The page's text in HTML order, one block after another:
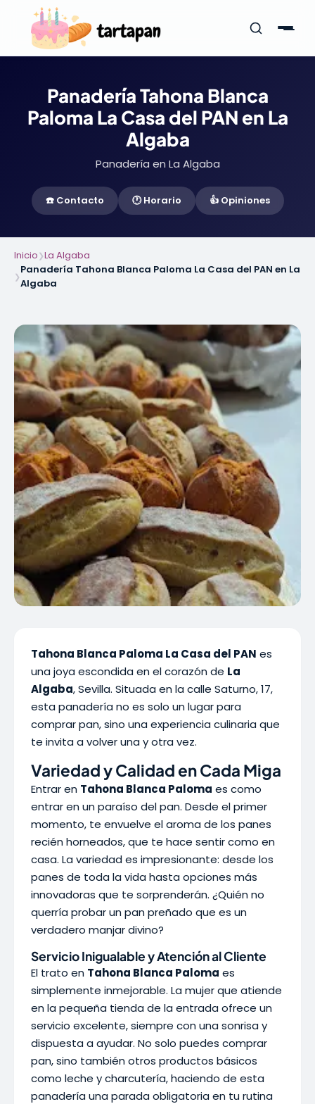
Panadería Tahona Blanca
Paloma La Casa del PAN en La
Algaba
Panadería en La Algaba
☎️ Contacto 🕐 Horario 👍 Opiniones
Inicio❯La Algaba
❯
Panadería Tahona Blanca Paloma La Casa del PAN en La
Algaba
Tahona Blanca Paloma La Casa del PAN es
una joya escondida en el corazón de La
Algaba, Sevilla. Situada en la calle Saturno, 17,
esta panadería no es solo un lugar para
comprar pan, sino una experiencia culinaria que
te invita a volver una y otra vez.
Variedad y Calidad en Cada Miga
Entrar en Tahona Blanca Paloma es como
entrar en un paraíso del pan. Desde el primer
momento, te envuelve el aroma de los panes
recién horneados, que te hace sentir como en
casa. La variedad es impresionante: desde los
panes de toda la vida hasta opciones más
innovadoras que te sorprenderán. ¿Quién no
querría probar un pan preñado que es un
verdadero manjar divino?
Servicio Inigualable y Atención al Cliente
El trato en Tahona Blanca Paloma es
simplemente inmejorable. La mujer que atiende
en la pequeña tienda de la entrada ofrece un
servicio excelente, siempre con una sonrisa y
dispuesta a ayudar. No solo puedes comprar
pan, sino también otros productos básicos
como leche y charcutería, haciendo de esta
panadería una parada obligatoria en tu rutina